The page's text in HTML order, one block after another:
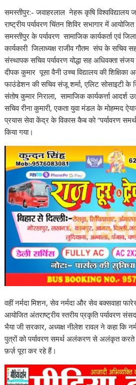
समस्तीपुर:- जवाहरलाल नेहरू कृषि
राष्ट्रीय पर्यावरण चिंतन शिविर सभागार में
समस्तीपुर के पर्यावरण सामाजिक कार्यकर्ता एवं
कार्यकारी जिलाध्यक्ष राजीव गौतम संघ के सचिव
संस्थापक सचिव पर्यावरण योद्धा सह अधिवक्ता
दीपक कुमार पूसा वैनी उच्च विद्यालय की
फाउंडेशन की सचिव संजू शर्मा, एलिट सोसाइटी के
संतोष कुमार निराला, सामाजिक कार्यकर्त्ता
सचिव रीना कुमारी, एकता युवा मंडल के मोहम्मद
प्रयास सेवा केंद्र के विकास कैब को “पर्यावरण
किया गया।
वहीं नर्मदा मिशन, सेव नर्मदा और सेव बक्सवाहा
आयोजित अंतराष्ट्रीय स्तरीय प्रकृति पर्यावरण
भैया जी सरकार, अध्यक्ष नीलेश रावल ने कहा कि
पुत्रों को पर्यावरण समर्थ अलंकरण से अलंकृत करते
फ़र्ज़ पूरा कर रहे हैं।